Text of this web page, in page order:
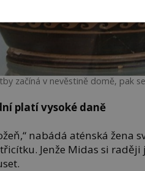
začíná v nevěstině domě, pak
platí vysoké daně
nabádá aténská žena
Jenže Midas si raději